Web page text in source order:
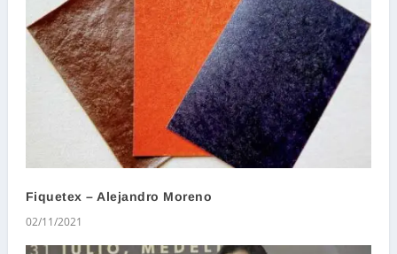
Fiquetex – Alejandro Moreno
02/11/2021